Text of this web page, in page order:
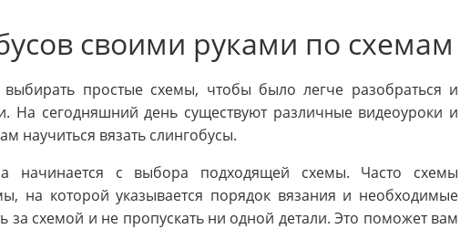
своими руками по схемам
простые схемы, чтобы было легче разобраться и
На сегодняшний день существуют различные видеоуроки и
научиться вязать слингобусы.
начинается с выбора подходящей схемы. Часто схемы
на которой указывается порядок вязания и необходимые
за схемой и не пропускать ни одной детали. Это поможет вам